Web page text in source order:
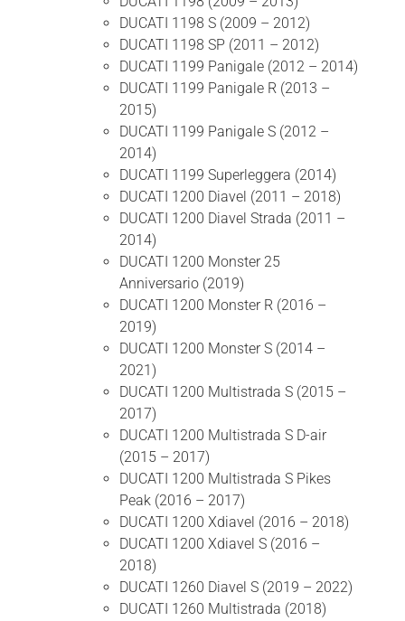
DUCATI 1198 S (2009 – 2012)
DUCATI 1198 SP (2011 – 2012)
DUCATI 1199 Panigale (2012 – 2014)
DUCATI 1199 Panigale R (2013 –
2015)
DUCATI 1199 Panigale S (2012 –
2014)
DUCATI 1199 Superleggera (2014)
DUCATI 1200 Diavel (2011 – 2018)
DUCATI 1200 Diavel Strada (2011 –
2014)
DUCATI 1200 Monster 25
Anniversario (2019)
DUCATI 1200 Monster R (2016 –
2019)
DUCATI 1200 Monster S (2014 –
2021)
DUCATI 1200 Multistrada S (2015 –
2017)
DUCATI 1200 Multistrada S D-air
(2015 – 2017)
DUCATI 1200 Multistrada S Pikes
Peak (2016 – 2017)
DUCATI 1200 Xdiavel (2016 – 2018)
DUCATI 1200 Xdiavel S (2016 –
2018)
DUCATI 1260 Diavel S (2019 – 2022)
DUCATI 1260 Multistrada (2018)